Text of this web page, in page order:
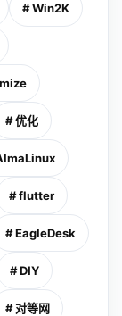
# Win2K
# 优化
# flutter
# EagleDesk
# DIY
# 对等网